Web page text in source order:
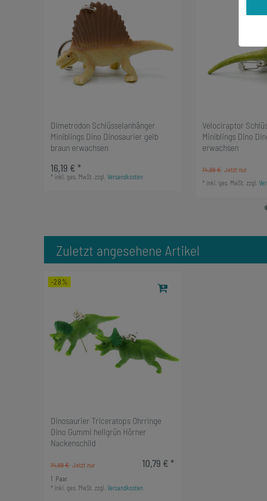
Dimetrodon Schlüsselanhänger
Miniblings Dino Dinosaurier gelb
braun erwachsen
16,19 € *
* inkl. ges. MwSt. zzgl. Versandkosten
Velociraptor
Miniblings Dino
erwachsen
14,99 €
* inkl. ges. MwSt. zzgl.
Zuletzt angesehene Artikel
-28%
Dinosaurier Triceratops Ohrringe
Dino Gummi hellgrün Hörner
Nackenschild
14,99 € 10,79 € *
1 Paar
* inkl. ges. MwSt. zzgl. Versandkosten